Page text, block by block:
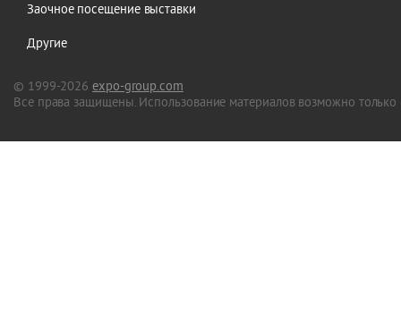
Заочное посещение выставки
Другие
© 1999-2026 expo-group.com
Все права защищены. Использование материалов возможно